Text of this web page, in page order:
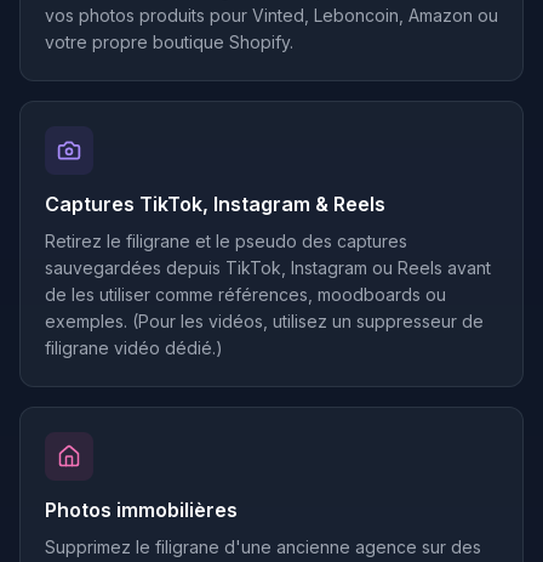
vos photos produits pour Vinted, Leboncoin, Amazon ou
votre propre boutique Shopify.
Captures TikTok, Instagram & Reels
Retirez le filigrane et le pseudo des captures
sauvegardées depuis TikTok, Instagram ou Reels avant
de les utiliser comme références, moodboards ou
exemples. (Pour les vidéos, utilisez un suppresseur de
filigrane vidéo dédié.)
Photos immobilières
Supprimez le filigrane d'une ancienne agence sur des